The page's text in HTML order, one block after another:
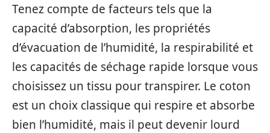
Tenez compte de facteurs tels que la
capacité d’absorption, les propriétés
d’évacuation de l’humidité, la respirabilité et
les capacités de séchage rapide lorsque vous
choisissez un tissu pour transpirer. Le coton
est un choix classique qui respire et absorbe
bien l’humidité, mais il peut devenir lourd